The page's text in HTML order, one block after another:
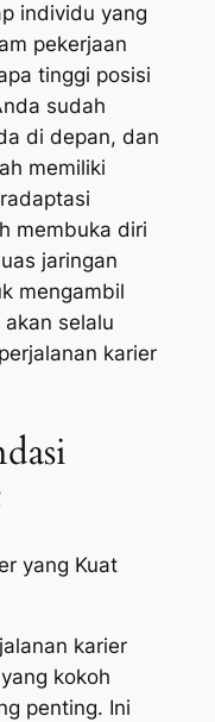
individu yang
pekerjaan
tinggi posisi
sudah
di depan, dan
memiliki
membuka diri
jaringan
mengambil
selalu
karier
karier
kokoh
penting. Ini